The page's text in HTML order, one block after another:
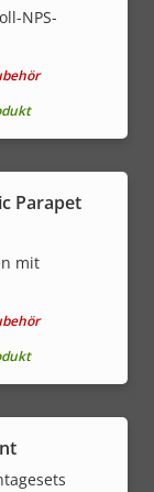
NPS-
Parapet
mit